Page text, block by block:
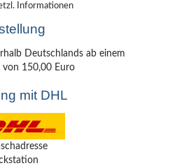
Informationen
Deutschlands ab einem
von 150,00 Euro
mit DHL